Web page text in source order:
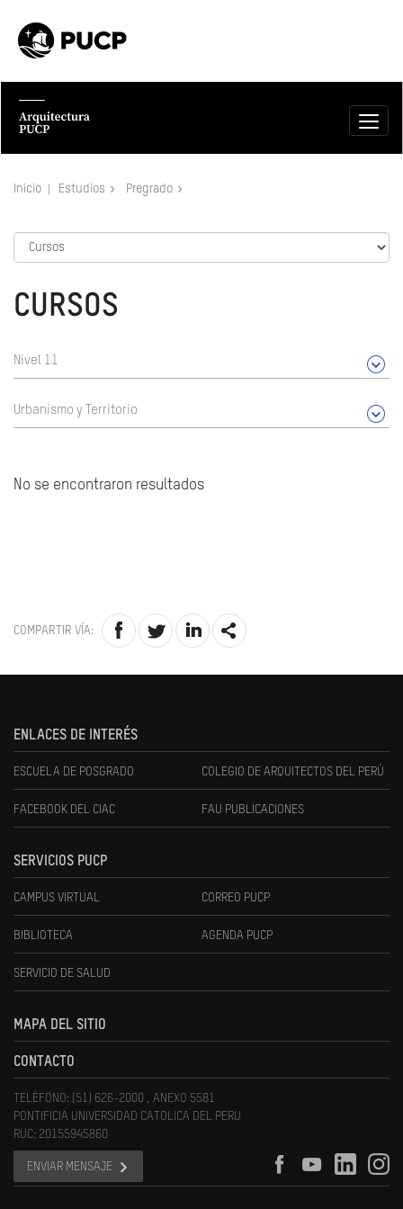
Inicio Estudios Pregrado
CURSOS
Nivel 11
Urbanismo y Territorio
No se encontraron resultados
COMPARTIR VÍA:
ENLACES DE INTERÉS
ESCUELA DE POSGRADO COLEGIO DE ARQUITECTOS DEL PERÚ
FACEBOOK DEL CIAC FAU PUBLICACIONES
SERVICIOS PUCP
CAMPUS VIRTUAL CORREO PUCP
BIBLIOTECA AGENDA PUCP
SERVICIO DE SALUD
MAPA DEL SITIO
CONTACTO
TELÉFONO: (51) 626-2000 , ANEXO 5581
PONTIFICIA UNIVERSIDAD CATOLICA DEL PERU
RUC: 20155945860
ENVIAR MENSAJE